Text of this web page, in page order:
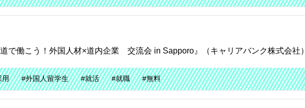
働こう！外国人材×道内企業 交流会 in Sapporo』（キャリアバンク株式会社）
用 #外国人留学生 #就活 #就職 #無料